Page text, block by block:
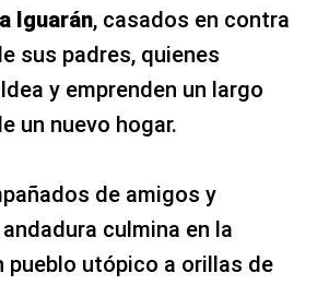
Iguarán, casados en contra
sus padres, quienes
y emprenden un largo
un nuevo hogar.
de amigos y
culmina en la
pueblo utópico a orillas de